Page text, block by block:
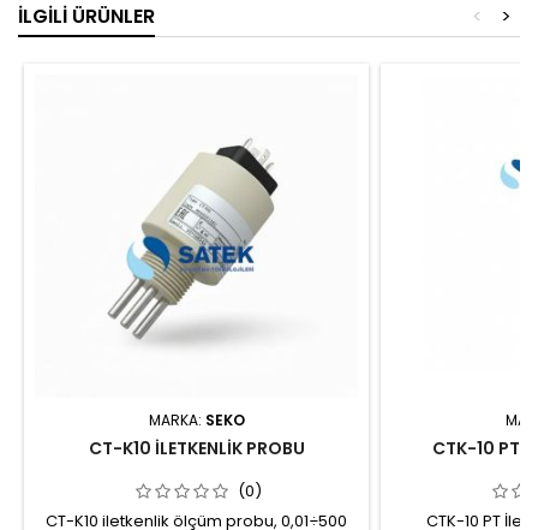
İLGILI ÜRÜNLER >
<
MARKA: SEKO
CT-K10 İLETKENLİK PROBU
(0)
CT-K10 iletkenlik ölçüm probu, 0,01÷500
CTK-10 PT
CTK-10 PT